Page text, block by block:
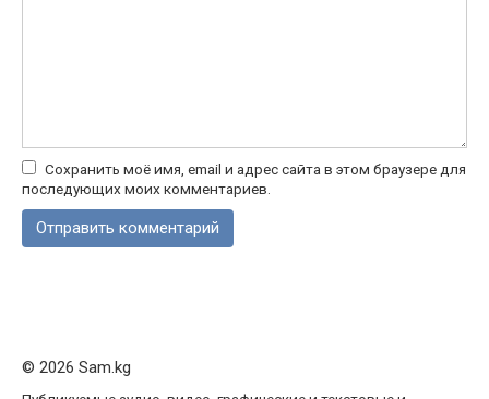
Сохранить моё имя, email и адрес сайта в этом браузере для
последующих моих комментариев.
© 2026 Sam.kg